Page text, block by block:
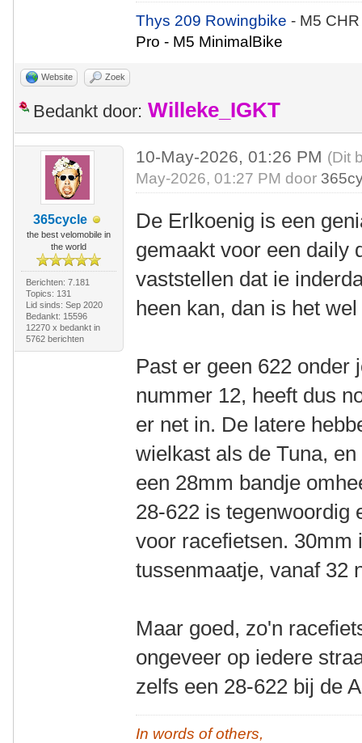
Thys 209 Rowingbike- M5
Pro - M5 MinimalBike
Website Zoek
Bedankt door: Willeke_IGKT
365cycle
the best velomobile in
the world
Berichten: 7.181
Topics: 131
Lid sinds: Sep 2020
Bedankt: 15596
12270 x bedankt in
5762 berichten
10-May-2026, 01:26 PM (Dit
May-2026, 01:27 PM door
De Erlkoenig is een
gemaakt voor een daily
vaststellen dat ie
heen kan, dan is het
Past er geen 622 onder
nummer 12, heeft dus
er net in. De latere
wielkast als de Tuna,
een 28mm bandje
28-622 is tegenwoordig
voor racefietsen. 30mm
tussenmaatje, vanaf 32
Maar goed, zo'n
ongeveer op iedere
zelfs een 28-622 bij de
In words of others,